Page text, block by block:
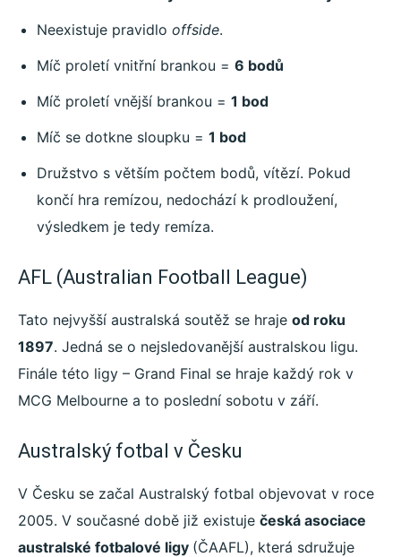
Neexistuje pravidlo offside.
Míč proletí vnitřní brankou = 6 bodů
Míč proletí vnější brankou = 1 bod
Míč se dotkne sloupku = 1 bod
Družstvo s větším počtem bodů, vítězí. Pokud
končí hra remízou, nedochází k prodloužení,
výsledkem je tedy remíza.
AFL (Australian Football League)
Tato nejvyšší australská soutěž se hraje od roku
1897. Jedná se o nejsledovanější australskou ligu.
Finále této ligy – Grand Final se hraje každý rok v
MCG Melbourne a to poslední sobotu v září.
Australský fotbal v Česku
V Česku se začal Australský fotbal objevovat v roce
2005. V současné době již existuje česká asociace
australské fotbalové ligy (ČAAFL), která sdružuje